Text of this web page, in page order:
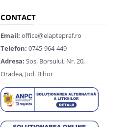
CONTACT
Email: office@elaptepraf.ro
Telefon: 0745-964-449
Adresa: Sos. Borsului, Nr. 20,
Oradea, Jud. Bihor